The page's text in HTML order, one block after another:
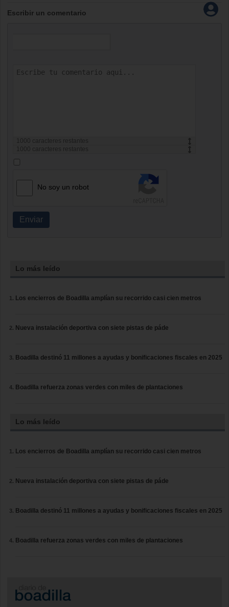
Escribir un comentario
1000
caracteres restantes
1000
caracteres restantes
No soy un robot
Enviar
Lo más leído
Los encierros de Boadilla amplían su recorrido casi cien metros
Nueva instalación deportiva con siete pistas de páde
Boadilla destinó 11 millones a ayudas y bonificaciones fiscales en 2025
Boadilla refuerza zonas verdes con miles de plantaciones
Lo más leído
Los encierros de Boadilla amplían su recorrido casi cien metros
Nueva instalación deportiva con siete pistas de páde
Boadilla destinó 11 millones a ayudas y bonificaciones fiscales en 2025
Boadilla refuerza zonas verdes con miles de plantaciones